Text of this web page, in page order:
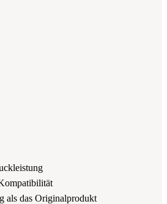
als das Originalprodukt